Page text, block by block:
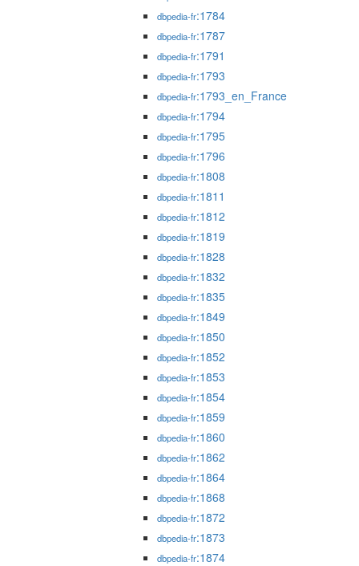
dbpedia-fr:1784
dbpedia-fr:1787
dbpedia-fr:1791
dbpedia-fr:1793
dbpedia-fr:1793_en_France
dbpedia-fr:1794
dbpedia-fr:1795
dbpedia-fr:1796
dbpedia-fr:1808
dbpedia-fr:1811
dbpedia-fr:1812
dbpedia-fr:1819
dbpedia-fr:1828
dbpedia-fr:1832
dbpedia-fr:1835
dbpedia-fr:1849
dbpedia-fr:1850
dbpedia-fr:1852
dbpedia-fr:1853
dbpedia-fr:1854
dbpedia-fr:1859
dbpedia-fr:1860
dbpedia-fr:1862
dbpedia-fr:1864
dbpedia-fr:1868
dbpedia-fr:1872
dbpedia-fr:1873
dbpedia-fr:1874